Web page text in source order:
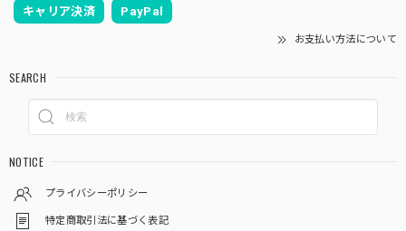
キャリア決済 PayPal
お支払い方法について
SEARCH
NOTICE
プライバシーポリシー
特定商取引法に基づく表記